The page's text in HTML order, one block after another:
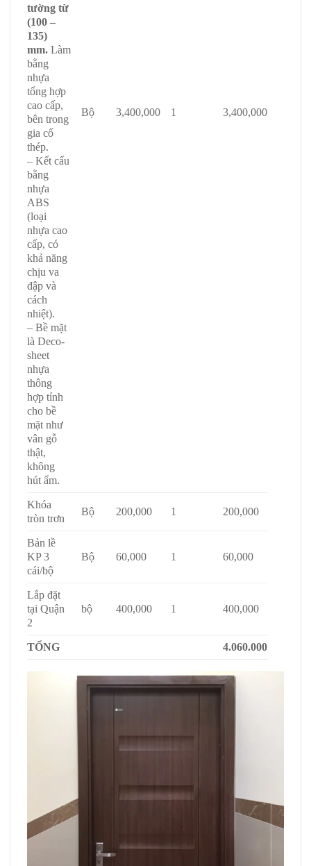
tường từ
(100 –
135)
mm. Làm
bằng
nhựa
tổng hợp
cao cấp,
bên trong
gia cố
thép.
– Kết cấu
bằng
nhựa
ABS
(loại
nhựa cao
cấp, có
khả năng
chịu va
đập và
cách
nhiệt).
– Bề mặt
là Deco-
sheet
nhựa
thông
hợp tính
cho bề
mặt như
vân gỗ
thật,
không
hút ẩm.
Bộ 3,400,000 1 3,400,000
Khóa
tròn trơn
Bộ 200,000 1 200,000
Bản lề
KP 3
cái/bộ
Bộ 60,000 1 60,000
Lắp đặt
tại Quận
2
bộ 400,000 1 400,000
TỔNG 4.060.000